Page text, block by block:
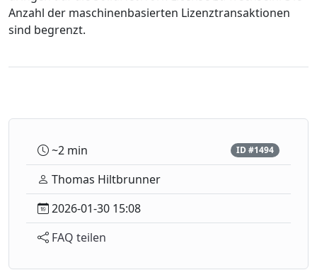
Anzahl der maschinenbasierten Lizenztransaktionen
sind begrenzt.
~2 min ID #1494
Thomas Hiltbrunner
2026-01-30 15:08
FAQ teilen